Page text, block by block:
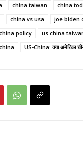
china taiwan china
china vs usa joe biden
policy us china
US-China: क्या अमेरिका